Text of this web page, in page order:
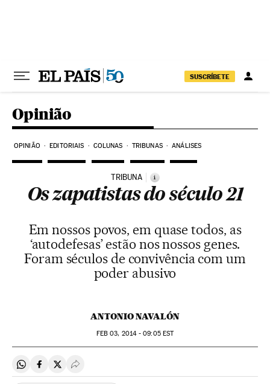
SUSCRÍBETE
Opinião
OPINIÃO EDITORIAIS COLUNAS TRIBUNAS ANÁLISES
TRIBUNA i
Os zapatistas do século 21
Em nossos povos, em quase todos, as
‘autodefesas’ estão nos nossos genes.
Foram séculos de convivência com um
poder abusivo
ANTONIO NAVALÓN
FEB 03, 2014 - 09:05EST
Compartir en Whatsapp
Compartir en Facebook
Compartir en Twitter
Desplegar Redes Sociales